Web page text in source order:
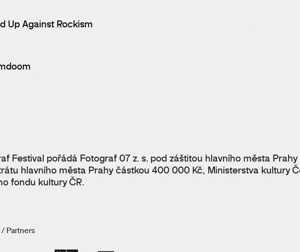
Up Against Rockism
Festival pořádá Fotograf 07 z. s. pod záštitou hlavního města
hlavního města Prahy částkou 400 000 Kč, Ministerstva kultury
fondu kultury ČR.
Partners